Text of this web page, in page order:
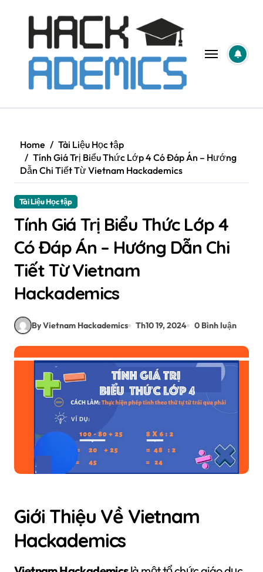
Home
Tài Liệu Học tập
Tính Giá Trị Biểu Thức Lớp 4 Có Đáp Án – Hướng
Dẫn Chi Tiết Từ Vietnam Hackademics
Tài Liệu Học tập
Tính Giá Trị Biểu Thức Lớp 4
Có Đáp Án – Hướng Dẫn Chi
Tiết Từ Vietnam
Hackademics
By Vietnam Hackademics Th10 19, 2024 0 Bình luận
Giới Thiệu Về Vietnam
Hackademics